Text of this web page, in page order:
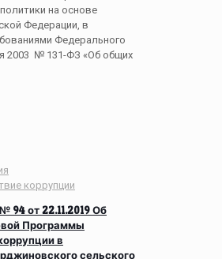
на основе
Федерации, в
Федерального
2003 № 131-ФЗ «Об общих
коррупции
от 22.11.2019 Об
Программы
в
сельского